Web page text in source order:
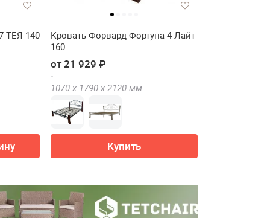
ТЕЯ 140
Кровать Форвард Фортуна 4 Лайт
160
от 21 929 ₽
1070 х 1790 х 2120 мм
Купить